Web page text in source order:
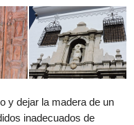
y dejar la madera de un
inadecuados de